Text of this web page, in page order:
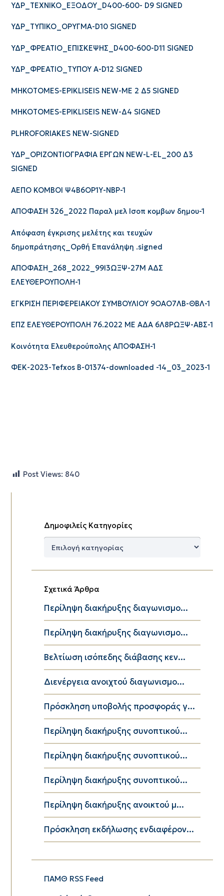
ΥΔΡ_ΤΕΧΝΙΚΟ_ΕΞΟΔΟΥ_D400-600- D9 SIGNED
ΥΔΡ_ΤΥΠΙΚΟ_ΟΡΥΓΜΑ-D10 SIGNED
ΥΔΡ_ΦΡΕΑΤΙΟ_ΕΠΙΣΚΕΨΗΣ_D400-600-D11 SIGNED
ΥΔΡ_ΦΡΕΑΤΙΟ_ΤΥΠΟΥ Α-D12 SIGNED
MHKOTOMES-EPIKLISEIS NEW-ME 2 Δ5 SIGNED
MHKOTOMES-EPIKLISEIS NEW-Δ4 SIGNED
PLHROFORIAKES NEW-SIGNED
ΥΔΡ_ΟΡΙΖΟΝΤΙΟΓΡΑΦΙΑ ΕΡΓΩΝ NEW-L-EL_200 Δ3
SIGNED
ΑΕΠΟ ΚΟΜΒΟΙ Ψ4Β6ΟΡ1Υ-ΝΒΡ-1
ΑΠΟΦΑΣΗ 326_2022 Παραλ μελ Ισοπ κομβων δημου-1
Απόφαση έγκρισης μελέτης και τευχών
δημοπράτησης_Ορθή Επανάληψη .signed
ΑΠΟΦΑΣΗ_268_2022_99Ι3ΩΞΨ-27Μ ΑΔΣ
ΕΛΕΥΘΕΡΟΥΠΟΛΗ-1
ΕΓΚΡΙΣΗ ΠΕΡΙΦΕΡΕΙΑΚΟΥ ΣΥΜΒΟΥΛΙΟΥ 9ΟΑΟ7ΛΒ-ΘΒΛ-1
ΕΠΖ ΕΛΕΥΘΕΡΟΥΠΟΛΗ 76.2022 ΜΕ ΑΔΑ 6Λ8ΡΩΞΨ-ΑΒΣ-1
Κοινότητα Ελευθερούπολης ΑΠΟΦΑΣΗ-1
ΦΕΚ-2023-Tefxos B-01374-downloaded -14_03_2023-1
Post Views: 840
Δημοφιλείς Κατηγορίες
Δημοφιλείς
Σχετικά Άρθρα
Περίληψη διακήρυξης διαγωνισμο...
Περίληψη διακήρυξης διαγωνισμο...
Βελτίωση ισόπεδης διάβασης κεν...
Διενέργεια ανοιχτού διαγωνισμο...
Πρόσκληση υποβολής προσφοράς γ...
Περίληψη διακήρυξης συνοπτικού...
Περίληψη διακήρυξης συνοπτικού...
Περίληψη διακήρυξης συνοπτικού...
Περίληψη διακήρυξης ανοικτού μ...
Πρόσκληση εκδήλωσης ενδιαφέρον...
ΠΑΜΘ RSS Feed